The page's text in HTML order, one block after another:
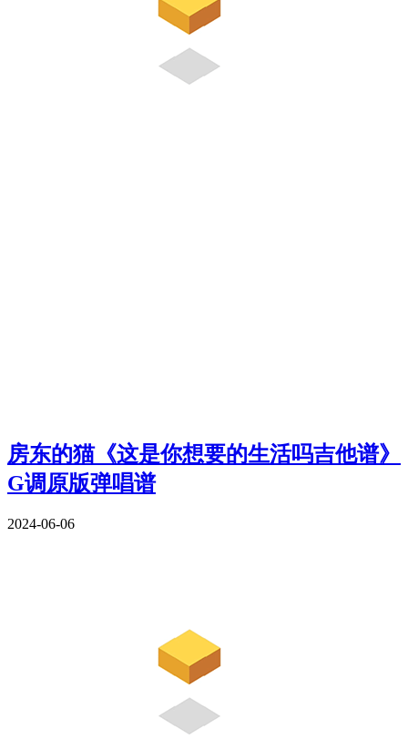
房东的猫《这是你想要的生活吗吉他谱》
G调原版弹唱谱
2024-06-06